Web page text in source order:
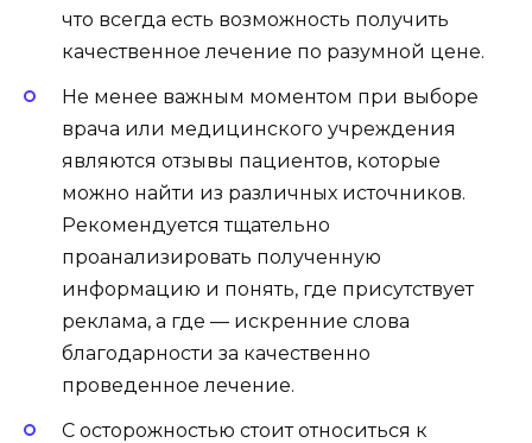
что всегда есть возможность получить
качественное лечение по разумной цене.
Не менее важным моментом при выборе
врача или медицинского учреждения
являются отзывы пациентов, которые
можно найти из различных источников.
Рекомендуется тщательно
проанализировать полученную
информацию и понять, где присутствует
реклама, а где — искренние слова
благодарности за качественно
проведенное лечение.
С осторожностью стоит относиться к